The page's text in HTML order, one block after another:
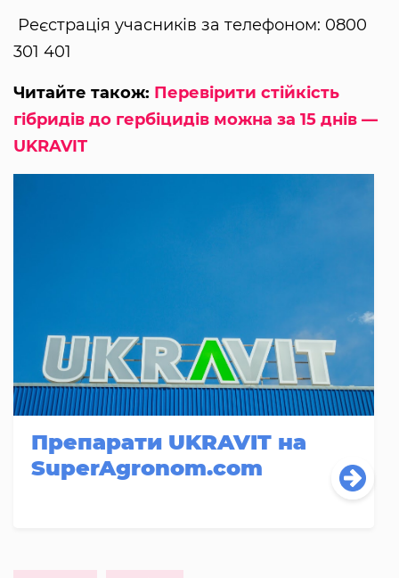
Реєстрація учасників за телефоном: 0800
301 401
Читайте також: Перевірити стійкість
гібридів до гербіцидів можна за 15 днів —
UKRAVIT
Препарати UKRAVIT на
SuperAgronom.com